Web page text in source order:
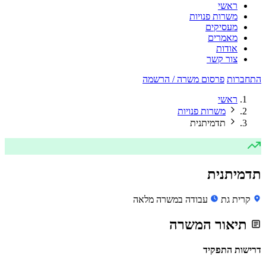
ראשי
משרות פנויות
מעסיקים
מאמרים
אודות
צור קשר
התחברות פרסום משרה / הרשמה
ראשי
משרות פנויות
תדמיתנית
תדמיתנית
קרית גת עבודה במשרה מלאה
תיאור המשרה
דרישות התפקיד